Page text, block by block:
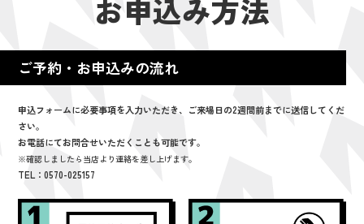
お申込み方法
ご予約・お申込みの流れ
申込フォームに必要事項を入力いただき、ご来場日の2週間前までに送信してくだ
さい。
お電話にてお問合せいただくことも可能です。
※確認しましたら当店より連絡を差し上げます。
TEL：0570-025157